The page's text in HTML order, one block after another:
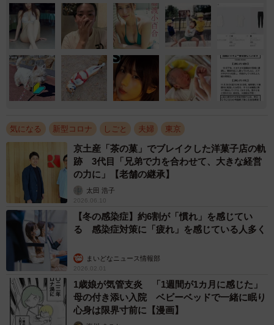
気になる 新型コロナ しごと 夫婦 東京
京土産「茶の菓」でブレイクした洋菓子店の軌
跡 3代目「兄弟で力を合わせて、大きな経営
の力に」【老舗の継承】
太田 浩子
2026.06.10
【冬の感染症】約6割が「慣れ」を感じてい
る 感染症対策に「疲れ」を感じている人多く
まいどなニュース情報部
2026.02.01
1歳娘が気管支炎 「1週間が1カ月に感じた」
母の付き添い入院 ベビーベッドで一緒に眠り
心身は限界寸前に【漫画】